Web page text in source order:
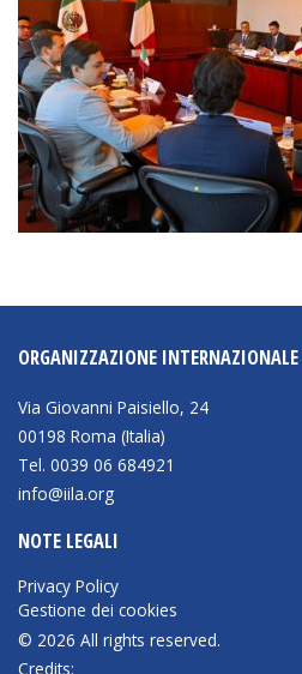
ORGANIZZAZIONE
Via Giovanni Paisiello, 24
00198 Roma (Italia)
Tel. 0039 06 684921
info@iila.org
NOTE LEGALI
Privacy Policy
Gestione dei cookies
© 2026 All rights reserved.
Credits: